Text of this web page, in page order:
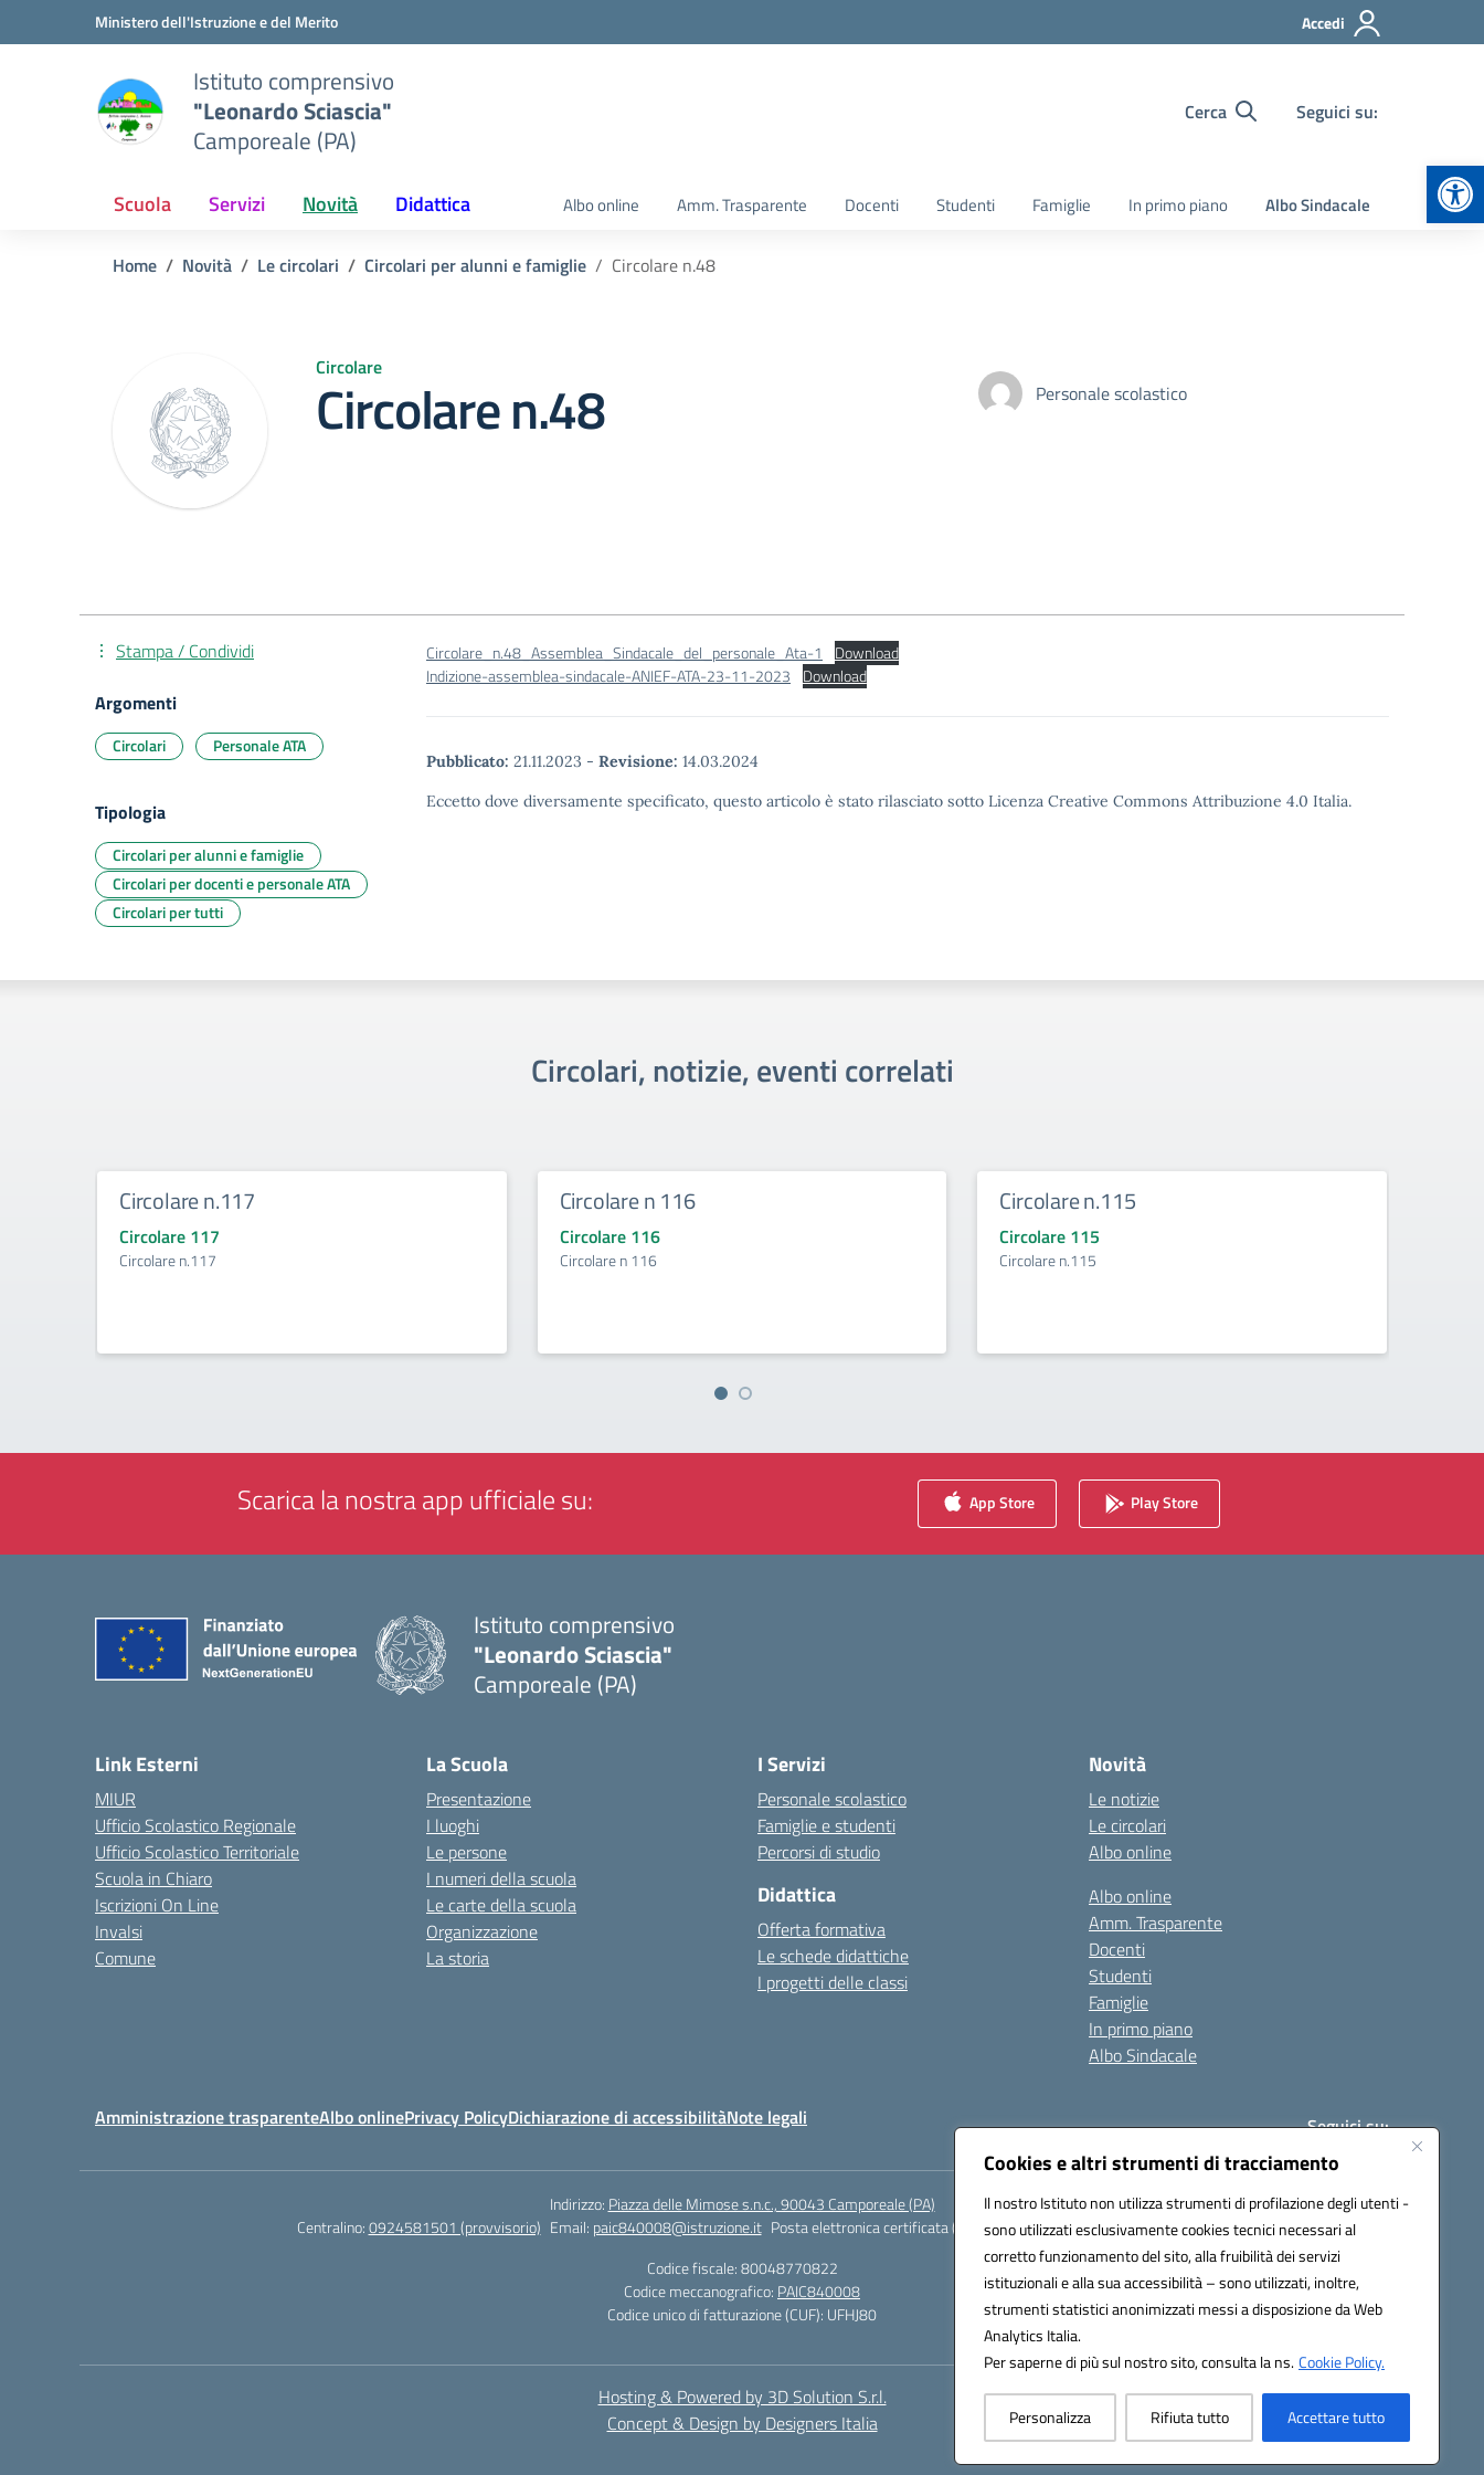
Cookies e altri strumenti di tracciamento
Il nostro Istituto non utilizza strumenti di profilazione degli utenti -
sono utilizzati esclusivamente cookies tecnici necessari al
corretto funzionamento del sito, alla fruibilità dei servizi
istituzionali e alla sua accessibilità – sono utilizzati, inoltre,
strumenti statistici anonimizzati messi a disposizione da Web
Analytics Italia.
Per saperne di più sul nostro sito, consulta la ns.Cookie Policy.
Personalizza Rifiuta tutto Accettare tutto
Vai ai contenuti
Vai al menu di navigazioneMinistero dell'Istruzione e del Merito Accedi
Istituto comprensivo
"Leonardo Sciascia"
Camporeale (PA)
Cerca Seguici su:
Scuola Servizi Novità Didattica Albo online Amm. Trasparente Docenti Studenti Famiglie In primo piano Albo Sindacale
Home Novità Le circolari Circolari per alunni e famiglie Circolare n.48
Circolare
Circolare n.48 Personale scolastico
Circolare_n.48_Assemblea_Sindacale_del_personale_Ata-1
Download
Indizione-assemblea-sindacale-ANIEF-ATA-23-11-2023 Download
Pubblicato: 21.11.2023 - Revisione: 14.03.2024
Eccetto dove diversamente specificato, questo articolo è stato rilasciato sotto Licenza Creative Commons Attribuzione 4.0 Italia.
Stampa / Condividi
Argomenti
Circolari Personale ATA
Tipologia
Circolari per alunni e famiglie
Circolari per docenti e personale ATA
Circolari per tutti
Circolari, notizie, eventi correlati
Circolare n.117
Circolare 117
Circolare n.117
Circolare n 116
Circolare 116
Circolare n 116
Circolare n.115
Circolare 115
Circolare n.115
Scarica la nostra app ufficiale su: App Store Play Store
Istituto comprensivo
"Leonardo Sciascia"
Camporeale (PA)
Link Esterni
MIUR
Ufficio Scolastico Regionale
Ufficio Scolastico Territoriale
Scuola in Chiaro
Iscrizioni On Line
Invalsi
Comune
La Scuola
Presentazione
I luoghi
Le persone
I numeri della scuola
Le carte della scuola
Organizzazione
La storia
I Servizi
Personale scolastico
Famiglie e studenti
Percorsi di studio
Didattica
Offerta formativa
Le schede didattiche
I progetti delle classi
Novità
Le notizie
Le circolari
Albo online
Albo online
Amm. Trasparente
Docenti
Studenti
Famiglie
In primo piano
Albo Sindacale
Amministrazione trasparenteAlbo onlinePrivacy PolicyDichiarazione di accessibilitàNote legali Seguici su:
Indirizzo: Piazza delle Mimose s.n.c., 90043 Camporeale (PA)
Centralino:0924581501 (provvisorio) Email: paic840008@istruzione.it Posta elettronica certificata (PEC):paic840008@pec.istruzione.it
Codice fiscale: 80048770822
Codice meccanografico: PAIC840008
Codice unico di fatturazione (CUF): UFHJ80
Hosting & Powered by 3D Solution S.r.l.
Concept & Design by Designers Italia